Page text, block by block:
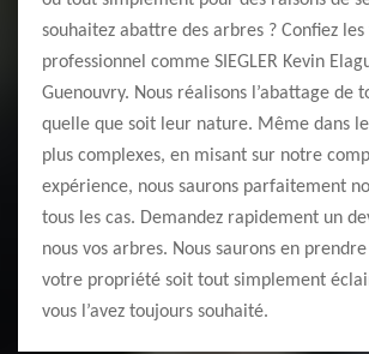
souhaitez abattre des arbres ? Confiez
professionnel comme SIEGLER Kevin
Guenouvry. Nous réalisons l’abattage de
quelle que soit leur nature. Même dans
plus complexes, en misant sur notre
expérience, nous saurons parfaitement
tous les cas. Demandez rapidement un
nous vos arbres. Nous saurons en
votre propriété soit tout simplement
vous l’avez toujours souhaité.